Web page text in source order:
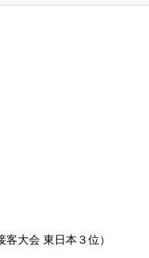
大会 東日本３位）